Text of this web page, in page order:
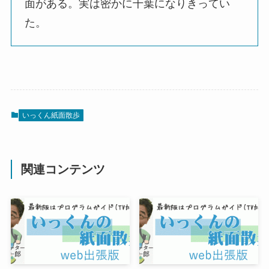
面がある。実は密かに千葉になりきってい
た。
いっくん紙面散歩
関連コンテンツ